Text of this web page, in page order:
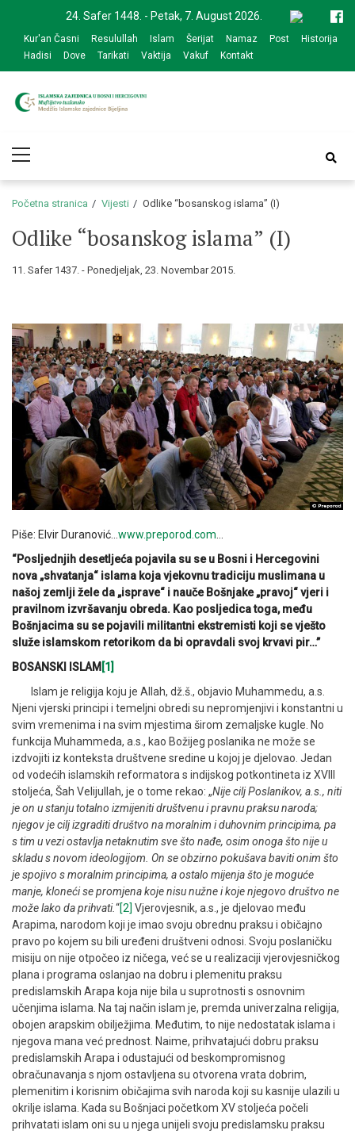
navigation
content
24. Safer 1448. - Petak, 7. August 2026.
Kur'an Časni Resulullah Islam Šerijat Namaz Post
Historija
Hadisi
Dove Tarikati Vaktija Vakuf Kontakt
zajednice Bijeljina
Menu
Početna stranica Vijesti Odlike “bosanskog islama” (I)
Odlike “bosanskog islama” (I)
11. Safer 1437. - Ponedjeljak, 23. Novembar 2015.
Piše: Elvir Duranović…www.preporod.com…
“Posljednjih desetljeća pojavila su se u Bosni i Hercegovini
nova „shvatanja“ islama koja vjekovnu tradiciju muslimana u
našoj zemlji žele da „isprave“ i nauče Bošnjake „pravoj“ vjeri i
pravilnom izvršavanju obreda. Kao posljedica toga, među
Bošnjacima su se pojavili militantni ekstremisti koji se vješto
služe islamskom retorikom da bi opravdali svoj krvavi pir…”
BOSANSKI ISLAM [1]
Islam je religija koju je Allah, dž.š., objavio Muhammedu, a.s.
Njeni vjerski principi i temeljni obredi su nepromjenjivi i konstantni u
svim vremenima i na svim mjestima širom zemaljske kugle. No
funkcija Muhammeda, a.s., kao Božijeg poslanika ne može se
izdvojiti iz konteksta društvene sredine u kojoj je djelovao. Jedan
od vodećih islamskih reformatora s indijskog potkontineta iz XVIII
stoljeća, Šah Velijullah, je o tome rekao: „Nije cilj Poslanikov, a.s., niti
je on u stanju totalno izmijeniti društvenu i pravnu praksu naroda;
njegov je cilj izgraditi društvo na moralnim i duhovnim principima, pa
s tim u vezi ostavlja netaknutim sve što nađe, osim onoga što nije u
skladu s novom ideologijom. On se obzirno pokušava baviti onim što
je spojivo s moralnim principima, a ostalo mijenja što je moguće
manje, kloneći se promjena koje nisu nužne i koje njegovo društvo ne
može lako da prihvati.“[2] Vjerovjesnik, a.s., je djelovao među
Arapima, narodom koji je imao svoju obrednu praksu i običajno
pravo po kojem su bili uređeni društveni odnosi. Svoju poslaničku
misiju on nije otpočeo iz ničega, već se u realizaciji vjerovjesničkog
plana i programa oslanjao na dobru i plemenitu praksu
predislamskih Arapa koja nije bila u suprotnosti s osnovnim
učenjima islama. Na taj način islam je, premda univerzalna religija,
obojen arapskim obilježjima. Međutim, to nije nedostatak islama i
njegova mana već prednost. Naime, prihvatajući dobru praksu
predislamskih Arapa i odustajući od beskompromisnog
obračunavanja s njom ostavljena su otvorena vrata dobrim,
plemenitim i korisnim običajima svih naroda koji su kasnije ulazili u
okrilje islama. Kada su Bošnjaci početkom XV stoljeća počeli
prihvatati islam oni su u njega unijeli svoju predislamsku praksu